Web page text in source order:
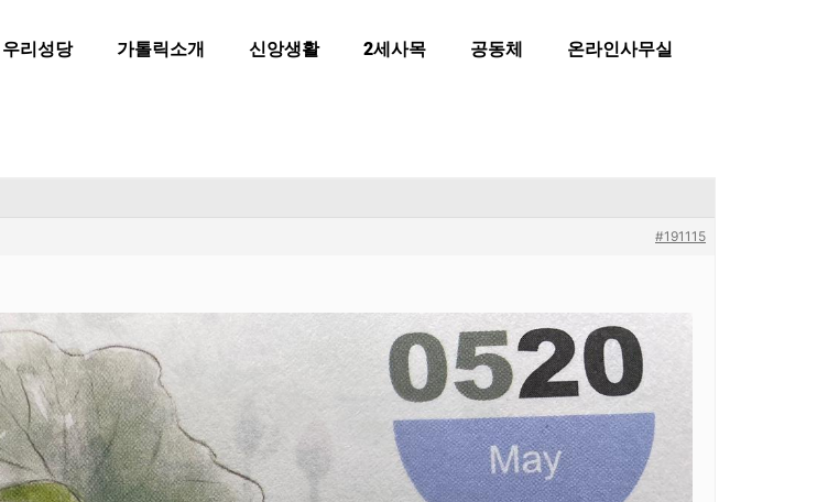
우리성당 가톨릭소개 신앙생활 2세사목 공동체 온라인사무실
#191115